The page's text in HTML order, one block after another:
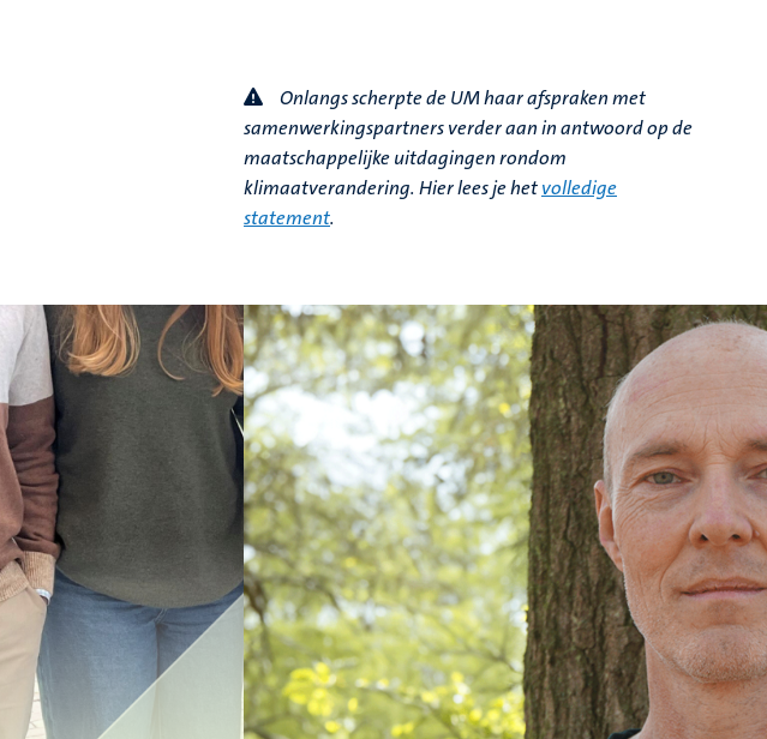
Onlangs scherpte de UM haar afspraken met
samenwerkingspartners verder aan in antwoord op de
maatschappelijke uitdagingen rondom
klimaatverandering. Hier lees je hetvolledige
statement.